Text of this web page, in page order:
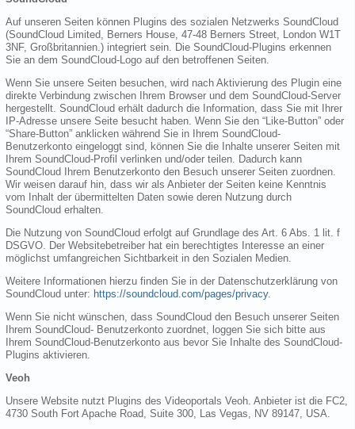
Auf unseren Seiten können Plugins des sozialen Netzwerks SoundCloud
(SoundCloud Limited, Berners House, 47-48 Berners Street, London W1T
3NF, Großbritannien.) integriert sein. Die SoundCloud-Plugins erkennen
Sie an dem SoundCloud-Logo auf den betroffenen Seiten.
Wenn Sie unsere Seiten besuchen, wird nach Aktivierung des Plugin eine
direkte Verbindung zwischen Ihrem Browser und dem SoundCloud-Server
hergestellt. SoundCloud erhält dadurch die Information, dass Sie mit Ihrer
IP-Adresse unsere Seite besucht haben. Wenn Sie den “Like-Button” oder
“Share-Button” anklicken während Sie in Ihrem SoundCloud-
Benutzerkonto eingeloggt sind, können Sie die Inhalte unserer Seiten mit
Ihrem SoundCloud-Profil verlinken und/oder teilen. Dadurch kann
SoundCloud Ihrem Benutzerkonto den Besuch unserer Seiten zuordnen.
Wir weisen darauf hin, dass wir als Anbieter der Seiten keine Kenntnis
vom Inhalt der übermittelten Daten sowie deren Nutzung durch
SoundCloud erhalten.
Die Nutzung von SoundCloud erfolgt auf Grundlage des Art. 6 Abs. 1 lit. f
DSGVO. Der Websitebetreiber hat ein berechtigtes Interesse an einer
möglichst umfangreichen Sichtbarkeit in den Sozialen Medien.
Weitere Informationen hierzu finden Sie in der Datenschutzerklärung von
SoundCloud unter: https://soundcloud.com/pages/privacy.
Wenn Sie nicht wünschen, dass SoundCloud den Besuch unserer Seiten
Ihrem SoundCloud- Benutzerkonto zuordnet, loggen Sie sich bitte aus
Ihrem SoundCloud-Benutzerkonto aus bevor Sie Inhalte des SoundCloud-
Plugins aktivieren.
Veoh
Unsere Website nutzt Plugins des Videoportals Veoh. Anbieter ist die FC2,
4730 South Fort Apache Road, Suite 300, Las Vegas, NV 89147, USA.